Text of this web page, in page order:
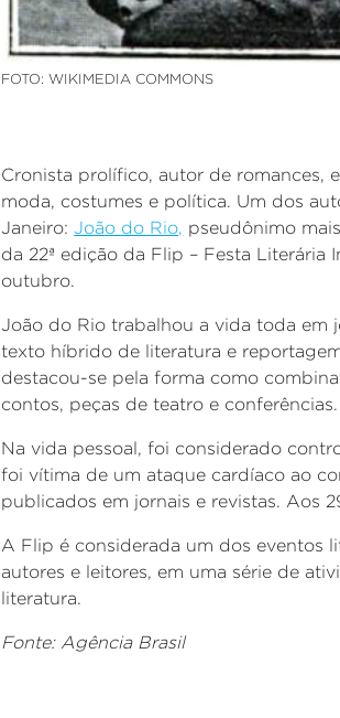
FOTO: WIKIMEDIA COMMONS
Cronista prolífico, autor de romances,
moda, costumes e política. Um dos
Janeiro:João do Rio, pseudônimo
da 22ª edição da Flip – Festa Literária
outubro.
João do Rio trabalhou a vida toda em
texto híbrido de literatura e
destacou-se pela forma como
contos, peças de teatro e conferências.
Na vida pessoal, foi considerado
foi vítima de um ataque cardíaco ao
publicados em jornais e revistas. Aos
A Flip é considerada um dos eventos
autores e leitores, em uma série de
literatura.
Fonte: Agência Brasil